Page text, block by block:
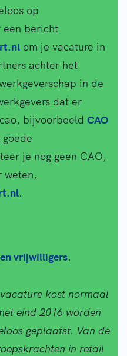
op
een bericht
om je vacature in
achter het
in de
dat er
bijvoorbeeld CAO
je nog geen CAO,
weten,
.
vrijwilligers.
kost normaal
eind 2016 worden
geplaatst. Van de
in retail